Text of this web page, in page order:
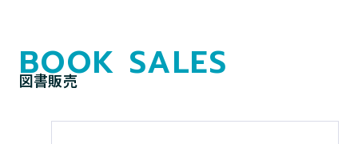
BOOK SALES
図書販売